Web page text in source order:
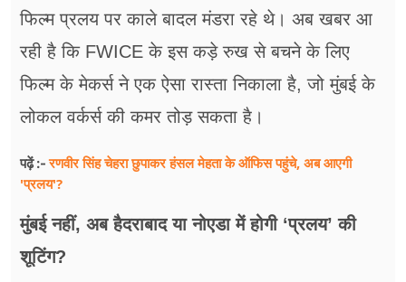
फिल्म प्रलय पर काले बादल मंडरा रहे थे। अब खबर आ
रही है कि FWICE के इस कड़े रुख से बचने के लिए
फिल्म के मेकर्स ने एक ऐसा रास्ता निकाला है, जो मुंबई के
लोकल वर्कर्स की कमर तोड़ सकता है।
पढ़ें :-रणवीर सिंह चेहरा छुपाकर हंसल मेहता के ऑफिस पहुंचे, अब आएगी
'प्रलय'?
मुंबई नहीं, अब हैदराबाद या नोएडा में होगी ‘प्रलय’ की
शूटिंग?